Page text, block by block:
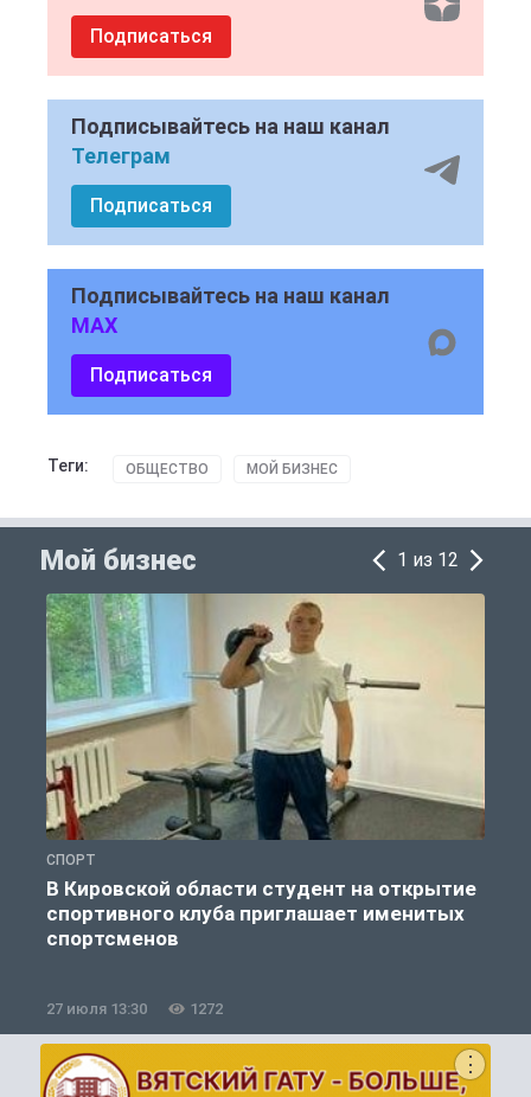
Подписаться
Подписывайтесь на наш канал
Телеграм
Подписаться
Подписывайтесь на наш канал
MAX
Подписаться
Теги: ОБЩЕСТВО МОЙ БИЗНЕС
Мой бизнес 1 из 12
СПОРТ
В Кировской области студент на открытие
спортивного клуба приглашает именитых
спортсменов
27 июля 13:30 1272